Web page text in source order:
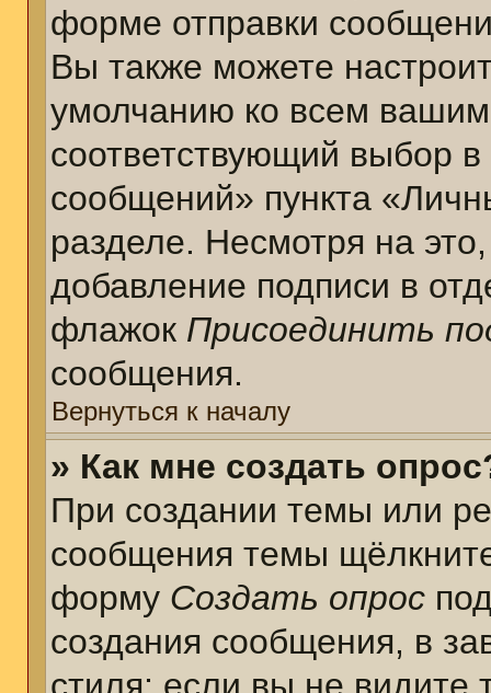
форме отправки
Вы также можете
умолчанию ко всем
соответствующий выбор
сообщений» пункта
разделе. Несмотря на
добавление подписи в
флажок Присоединить
сообщения.
Вернуться к началу
» Как мне создать
При создании темы или
сообщения темы
форму Создать опрос
создания сообщения, в